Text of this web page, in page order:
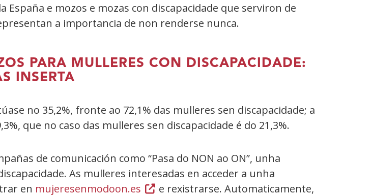
nunha
vent�
e mozos e mozas con discapacidade que serviron de
a importancia de non renderse nunca.
PARA MULLERES CON DISCAPACIDADE:
INSERTA
no 35,2%, fronte ao 72,1% das mulleres sen discapacidade; a
que no caso das mulleres sen discapacidade é do 21,3%.
de comunicación como “Pasa do NON ao ON”, unha
As mulleres interesadas en acceder a unha
en mujeresenmodoon.es (Abrire rexistrarse. Automaticamente,